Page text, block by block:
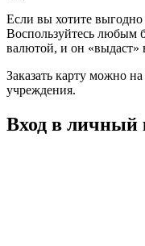
Если вы хотите
Воспользуйтесь любым
валютой, и он
Заказать карту можно
учреждения.
Вход в личный